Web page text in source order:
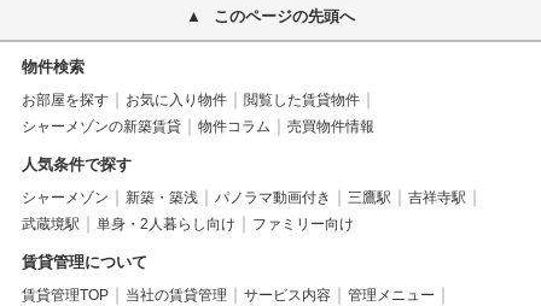
このページの先頭へ
物件検索
お部屋を探す お気に入り物件
閲覧した賃貸物件
シャーメゾンの新築賃貸
物件コラム 売買物件情報
人気条件で探す
シャーメゾン 新築・築浅 パノラマ動画付き 三鷹駅
吉祥寺駅
武蔵境駅
単身・2人暮らし向け ファミリー向け
賃貸管理について
賃貸管理TOP 当社の賃貸管理 サービス内容
管理メニュー